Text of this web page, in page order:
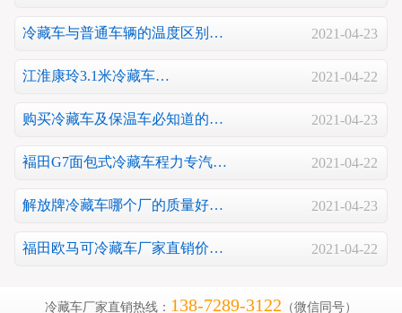
冷藏车与普通车辆的温度区别… 2021-04-23
江淮康玲3.1米冷藏车… 2021-04-22
购买冷藏车及保温车必知道的… 2021-04-23
褔田G7面包式冷藏车程力专汽… 2021-04-22
解放牌冷藏车哪个厂的质量好… 2021-04-23
福田欧马可冷藏车厂家直销价… 2021-04-22
冷藏车厂家直销热线： 138-7289-3122 （微信同号）